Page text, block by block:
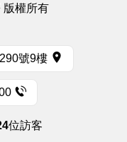
版權所有
號9樓
位訪客